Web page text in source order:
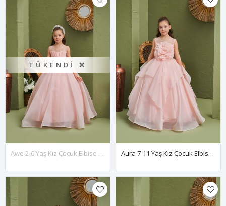
TÜKENDI ❌
Awe 2-6 Yaş Kız Çocuk Elbise 20166 Somon Aura 7-11 Yaş Kız Çocuk Elbise 30165 Somon